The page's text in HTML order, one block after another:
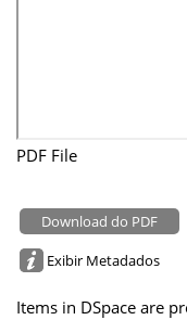
PDF File
Download do PDF
Exibir Metadados
Items in DSpace are